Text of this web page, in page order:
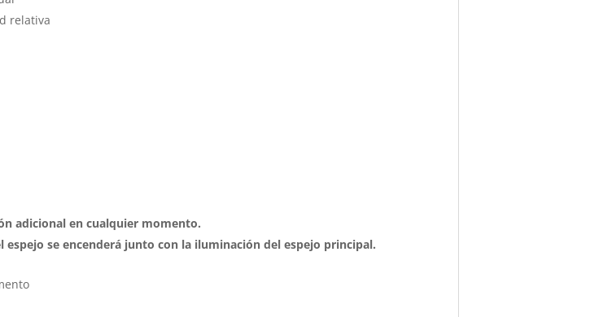
relativa
adicional en cualquier momento.
se encenderá junto con la iluminación del espejo principal.